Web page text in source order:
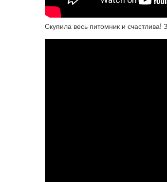
Скупила весь питомник и